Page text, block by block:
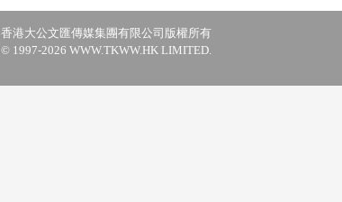
香港大公文匯傳媒集團有限公司版權所有
© 1997-2026 WWW.TKWW.HK LIMITED.